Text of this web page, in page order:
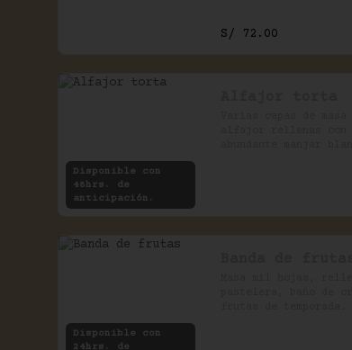
S/ 72.00
Disponible con
48hrs. de
anticipación.
Disponible con
24hrs. de